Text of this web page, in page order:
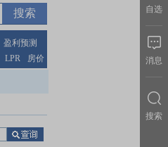
盈利预测
LPR 房价
自选
消息
搜索